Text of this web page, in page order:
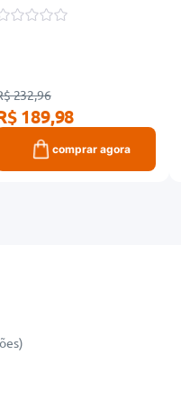
232,96
189,98
comprar agora